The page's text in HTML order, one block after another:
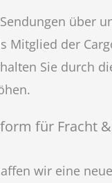
über
Mitglied der
Sie durch
für Fracht
wir eine